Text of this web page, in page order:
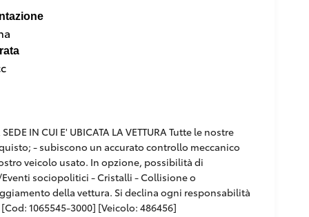
IN CUI E' UBICATA LA VETTURA Tutte le nostre
- subiscono un accurato controllo meccanico
veicolo usato. In opzione, possibilità di
sociopolitici - Cristalli - Collisione o
della vettura. Si declina ogni responsabilità
1065545-3000] [Veicolo: 486456]